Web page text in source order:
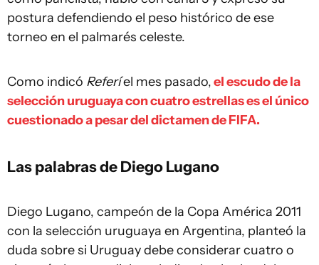
postura defendiendo el peso histórico de ese
torneo en el palmarés celeste.
Como indicó Referíel mes pasado,el escudo de la
selección uruguaya con cuatro estrellas es el único
cuestionado a pesar del dictamen de FIFA.
Las palabras de Diego Lugano
Diego Lugano, campeón de la Copa América 2011
con la selección uruguaya en Argentina, planteó la
duda sobre si Uruguay debe considerar cuatro o